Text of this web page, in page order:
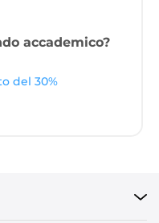
accademico?
del 30%